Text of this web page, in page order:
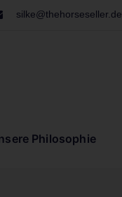
silke@thehorseseller.de
Philosophie